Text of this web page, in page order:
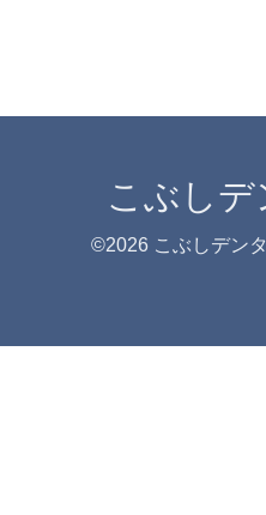
こぶしデ
©2026 こぶしデン